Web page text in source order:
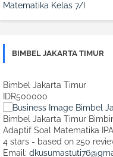
Matematika Kelas 7/I
BIMBEL JAKARTA TIMUR
Bimbel Jakarta Timur
IDR500000
Bimbel Jakarta Timur
Adaptif Soal Matematika
4 stars - based on 250
Email: